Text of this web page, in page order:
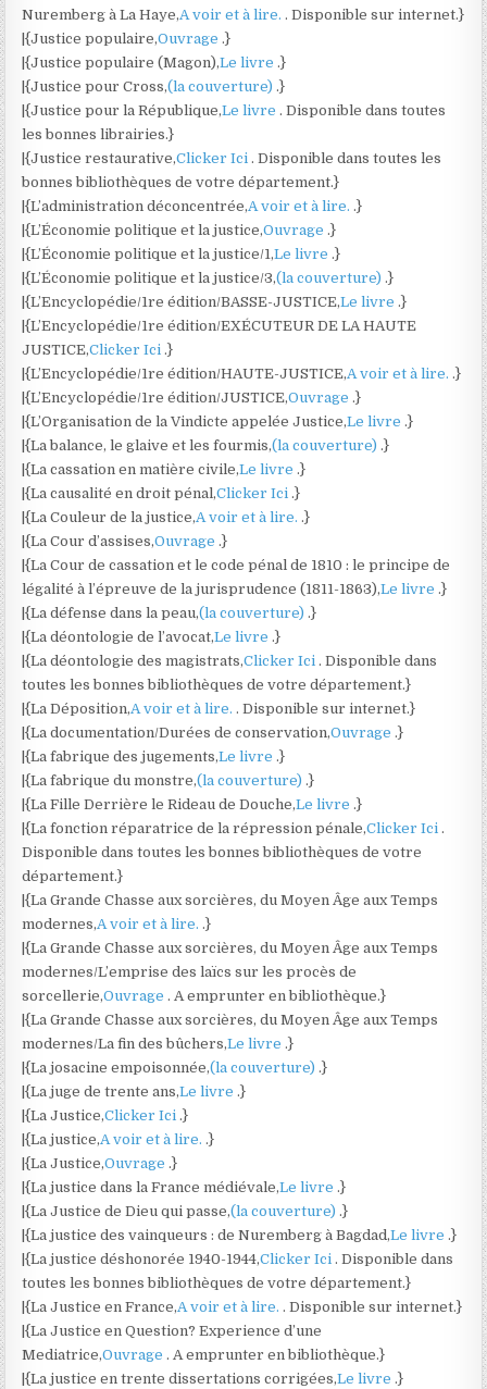
Nuremberg à La Haye,A voir et à lire.. Disponible sur internet.}
|{Justice populaire,Ouvrage.}
|{Justice populaire (Magon),Le livre.}
|{Justice pour Cross,(la couverture).}
|{Justice pour la République,Le livre. Disponible dans toutes
les bonnes librairies.}
|{Justice restaurative,Clicker Ici. Disponible dans toutes les
bonnes bibliothèques de votre département.}
|{L’administration déconcentrée,A voir et à lire..}
|{L’Économie politique et la justice,Ouvrage.}
|{L’Économie politique et la justice/1,Le livre.}
|{L’Économie politique et la justice/3,(la couverture).}
|{L’Encyclopédie/1re édition/BASSE-JUSTICE,Le livre.}
|{L’Encyclopédie/1re édition/EXÉCUTEUR DE LA HAUTE
JUSTICE,Clicker Ici.}
|{L’Encyclopédie/1re édition/HAUTE-JUSTICE,A voir et à lire..}
|{L’Encyclopédie/1re édition/JUSTICE,Ouvrage.}
|{L’Organisation de la Vindicte appelée Justice,Le livre.}
|{La balance, le glaive et les fourmis,(la couverture).}
|{La cassation en matière civile,Le livre.}
|{La causalité en droit pénal,Clicker Ici.}
|{La Couleur de la justice,A voir et à lire..}
|{La Cour d’assises,Ouvrage.}
|{La Cour de cassation et le code pénal de 1810 : le principe de
légalité à l’épreuve de la jurisprudence (1811-1863),Le livre.}
|{La défense dans la peau,(la couverture).}
|{La déontologie de l’avocat,Le livre.}
|{La déontologie des magistrats,Clicker Ici. Disponible dans
toutes les bonnes bibliothèques de votre département.}
|{La Déposition,A voir et à lire.. Disponible sur internet.}
|{La documentation/Durées de conservation,Ouvrage.}
|{La fabrique des jugements,Le livre.}
|{La fabrique du monstre,(la couverture).}
|{La Fille Derrière le Rideau de Douche,Le livre.}
|{La fonction réparatrice de la répression pénale,Clicker Ici.
Disponible dans toutes les bonnes bibliothèques de votre
département.}
|{La Grande Chasse aux sorcières, du Moyen Âge aux Temps
modernes,A voir et à lire..}
|{La Grande Chasse aux sorcières, du Moyen Âge aux Temps
modernes/L’emprise des laïcs sur les procès de
sorcellerie,Ouvrage. A emprunter en bibliothèque.}
|{La Grande Chasse aux sorcières, du Moyen Âge aux Temps
modernes/La fin des bûchers,Le livre.}
|{La josacine empoisonnée,(la couverture).}
|{La juge de trente ans,Le livre.}
|{La Justice,Clicker Ici.}
|{La justice,A voir et à lire..}
|{La Justice,Ouvrage.}
|{La justice dans la France médiévale,Le livre.}
|{La Justice de Dieu qui passe,(la couverture).}
|{La justice des vainqueurs : de Nuremberg à Bagdad,Le livre.}
|{La justice déshonorée 1940-1944,Clicker Ici. Disponible dans
toutes les bonnes bibliothèques de votre département.}
|{La Justice en France,A voir et à lire.. Disponible sur internet.}
|{La Justice en Question? Experience d’une
Mediatrice,Ouvrage. A emprunter en bibliothèque.}
|{La justice en trente dissertations corrigées,Le livre.}